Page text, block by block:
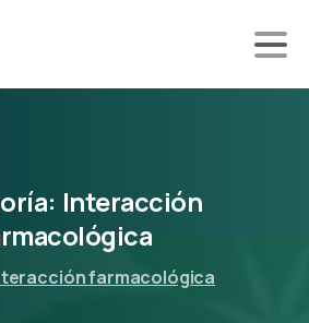
Interacción
farmacológica